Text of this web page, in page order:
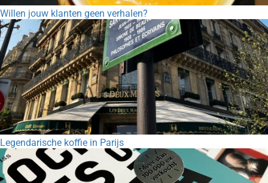
Willen jouw klanten geen verhalen?
Legendarische koffie in Parijs